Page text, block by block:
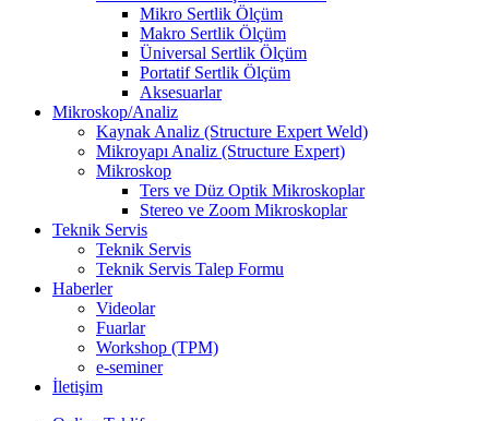
Mikro Sertlik Ölçüm
Makro Sertlik Ölçüm
Üniversal Sertlik Ölçüm
Portatif Sertlik Ölçüm
Aksesuarlar
Mikroskop/Analiz
Kaynak Analiz (Structure Expert Weld)
Mikroyapı Analiz (Structure Expert)
Mikroskop
Ters ve Düz Optik Mikroskoplar
Stereo ve Zoom Mikroskoplar
Teknik Servis
Teknik Servis
Teknik Servis Talep Formu
Haberler
Videolar
Fuarlar
Workshop (TPM)
e-seminer
İletişim